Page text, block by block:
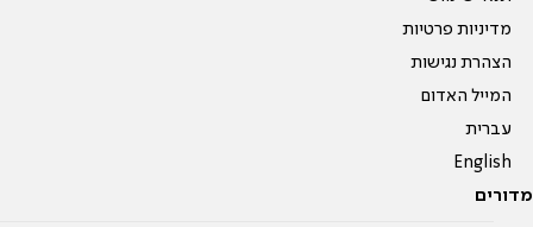
מדיניות פרטיות
הצהרת נגישות
המייל האדום
עברית
English
מדורים